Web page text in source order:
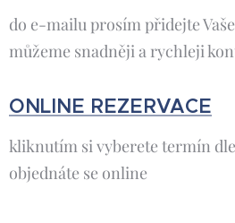
do e-mailu prosím přidejte
můžeme snadněji a rychleji
ONLINE REZERVACE
kliknutím si vyberete termín
objednáte se online